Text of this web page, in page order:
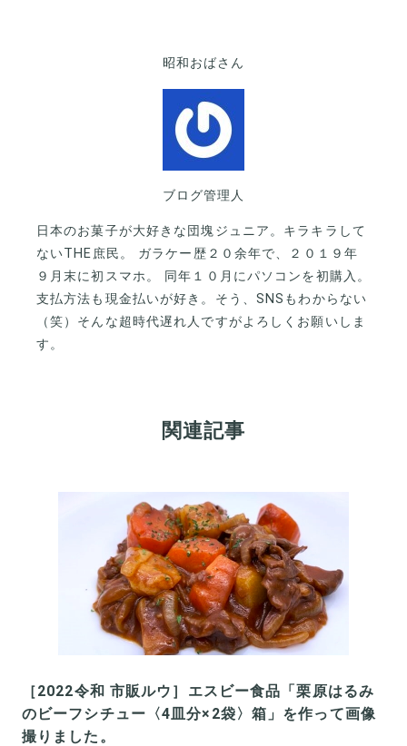
昭和おばさん
ブログ管理人
日本のお菓子が大好きな団塊ジュニア。キラキラして
ないTHE庶民。 ガラケー歴２０余年で、２０１９年
９月末に初スマホ。 同年１０月にパソコンを初購入。
支払方法も現金払いが好き。そう、SNSもわからない
（笑）そんな超時代遅れ人ですがよろしくお願いしま
す。
関連記事
［2022令和 市販ルウ］エスビー食品「栗原はるみ
のビーフシチュー〈4皿分×2袋〉箱」を作って画像
撮りました。